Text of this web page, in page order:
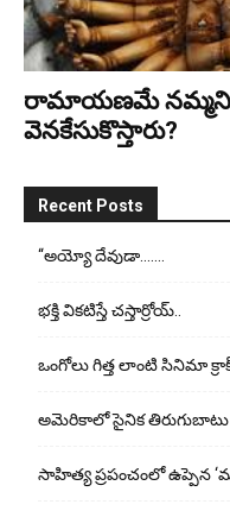
రామాయణమే
వెనకేసుకొస్తారు?
Recent Posts
“అయ్యో దేవుడా…….
భ‌క్తి విక‌టిస్తే చ‌స్తార్రోయ్‌..
ఒంగోలు గిత్త లాంటి సినిమా
అమెరికాలో సైనిక తిరుగుబాటు
సాహిత్య ప్రపంచంలో ఉప్పెన